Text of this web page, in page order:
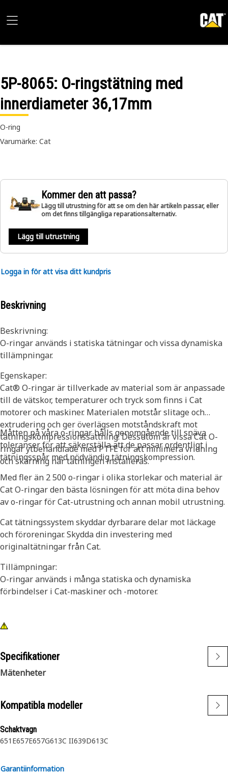
5P-8065: O-ringstätning med
innerdiameter 36,17mm
O-ring
Varumärke: Cat
Kommer den att passa?
Lägg till utrustning för att se om den här artikeln passar, eller
om det finns tillgängliga reparationsalternativ.
Lägg till utrustning
Logga in för att visa ditt kundpris
Beskrivning
Beskrivning:
O-ringar används i statiska tätningar och vissa dynamiska
tillämpningar.
Egenskaper:
Cat® O-ringar är tillverkade av material som är anpassade
till de vätskor, temperaturer och tryck som finns i Cat
motorer och maskiner. Materialen motstår slitage och
extrudering och ger överlägsen motståndskraft mot
tätningskompressionssättning. Dessutom är vissa Cat O-
ringar ytbehandlade med PTFE för att minimera vridning
och skärning när tätningen installeras.
Måtten på våra o-ringar hålls genomgående till snäva
toleranser för att säkerställa att de passar ordentligt i
tätningsspår med nödvändig tätningskompression.
Med fler än 2 500 o-ringar i olika storlekar och material är
Cat O-ringar den bästa lösningen för att möta dina behov
av o-ringar för Cat-utrustning och annan mobil utrustning.
Cat tätningssystem skyddar dyrbarare delar mot läckage
och föroreningar. Skydda din investering med
originaltätningar från Cat.
Tillämpningar:
O-ringar används i många statiska och dynamiska
förbindelser i Cat-maskiner och -motorer.
Specifikationer
Mätenheter
Kompatibla modeller
Schaktvagn
651E657E657G613C II639D613C
Garantiinformation